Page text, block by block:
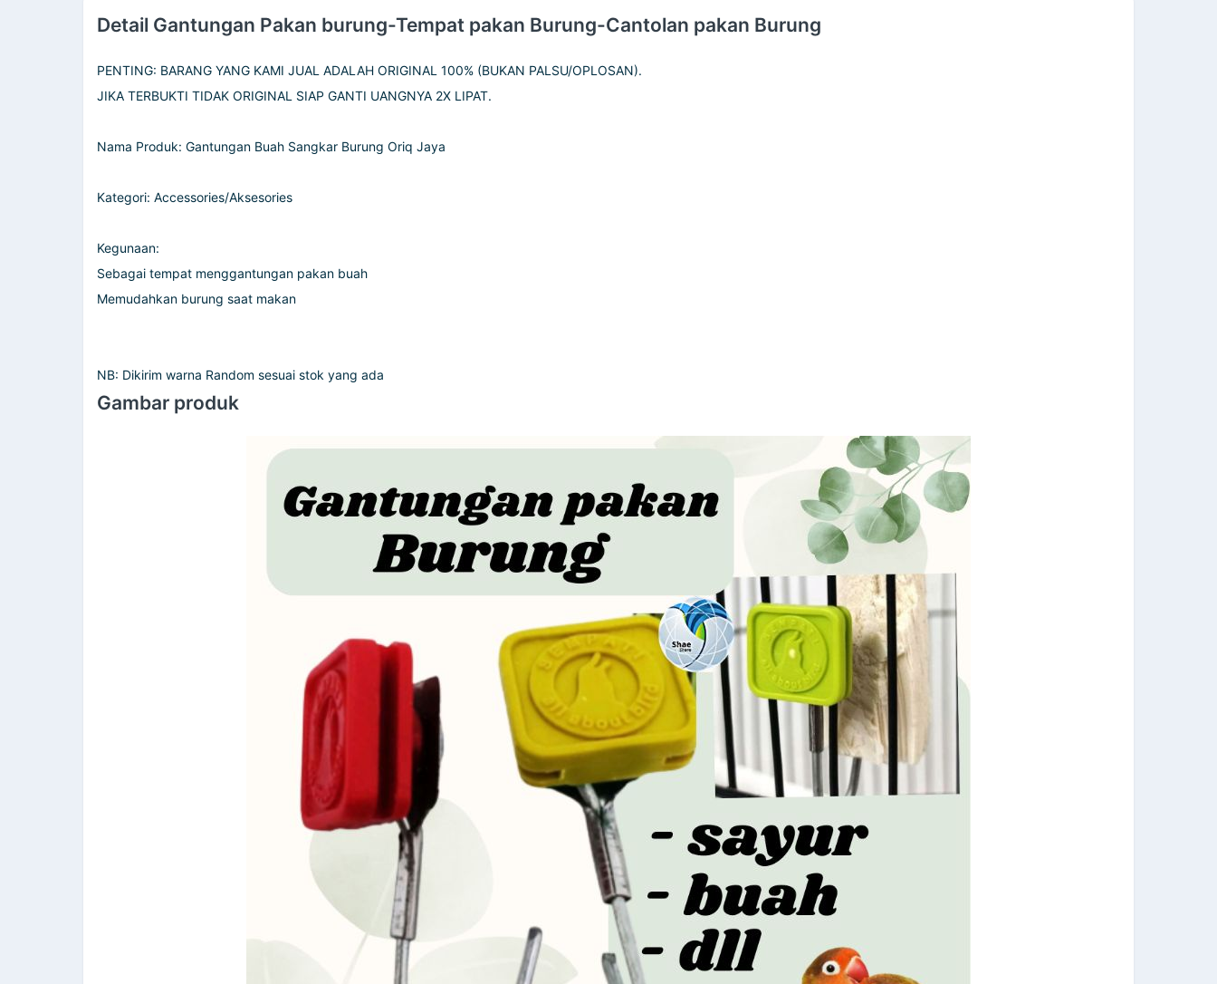
Detail Gantungan Pakan burung-Tempat pakan Burung-Cantolan pakan Burung
PENTING: BARANG YANG KAMI JUAL ADALAH ORIGINAL 100% (BUKAN PALSU/OPLOSAN).
JIKA TERBUKTI TIDAK ORIGINAL SIAP GANTI UANGNYA 2X LIPAT.
Nama Produk: Gantungan Buah Sangkar Burung Oriq Jaya
Kategori: Accessories/Aksesories
Kegunaan:
Sebagai tempat menggantungan pakan buah
Memudahkan burung saat makan
NB: Dikirim warna Random sesuai stok yang ada
Gambar produk